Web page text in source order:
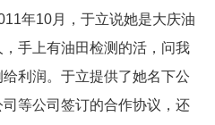
年10月，于立说她是大庆油
手上有油田检测的活，问我
利润。于立提供了她名下公
等公司签订的合作协议，还